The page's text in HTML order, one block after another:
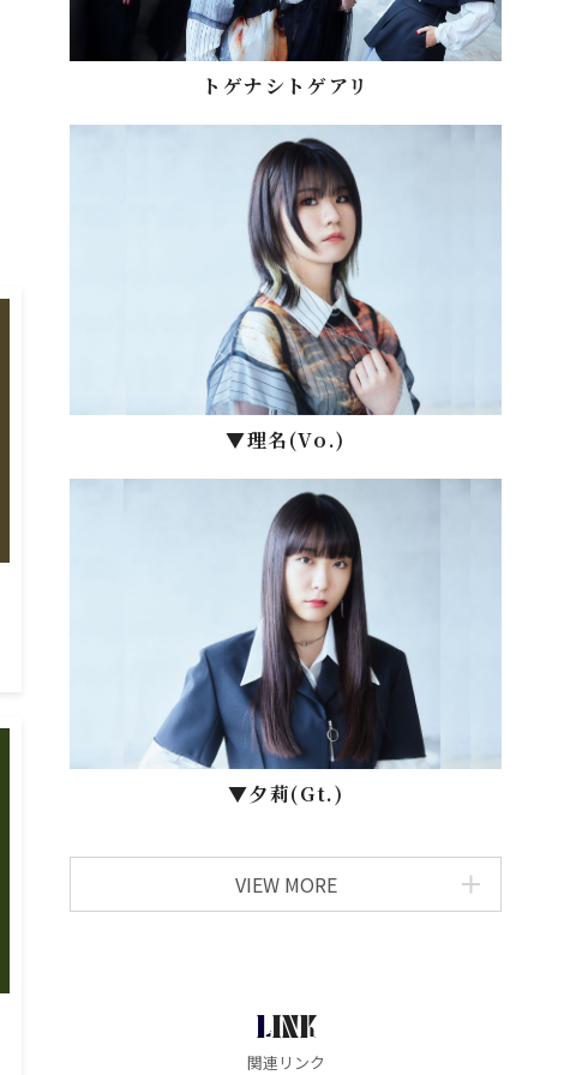
トゲナシトゲアリ
▼理名(Vo.)
▼⼣莉(Gt.)
VIEW MORE
LINK
関連リンク